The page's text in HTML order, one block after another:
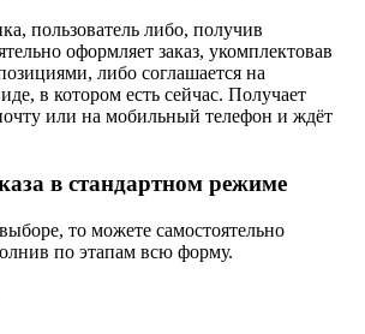
пользователь либо, получив
оформляет заказ, укомплектовав
либо соглашается на
в котором есть сейчас. Получает
или на мобильный телефон и ждёт
в стандартном режиме
то можете самостоятельно
по этапам всю форму.